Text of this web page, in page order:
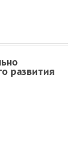
развития